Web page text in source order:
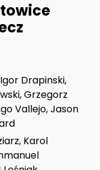
Drapinski,
Grzegorz
Vallejo, Jason
Karol